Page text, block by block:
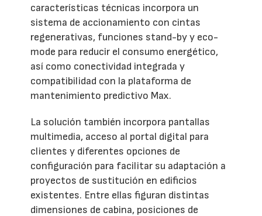
características técnicas incorpora un
sistema de accionamiento con cintas
regenerativas, funciones stand-by y eco-
mode para reducir el consumo energético,
así como conectividad integrada y
compatibilidad con la plataforma de
mantenimiento predictivo Max.
La solución también incorpora pantallas
multimedia, acceso al portal digital para
clientes y diferentes opciones de
configuración para facilitar su adaptación a
proyectos de sustitución en edificios
existentes. Entre ellas figuran distintas
dimensiones de cabina, posiciones de